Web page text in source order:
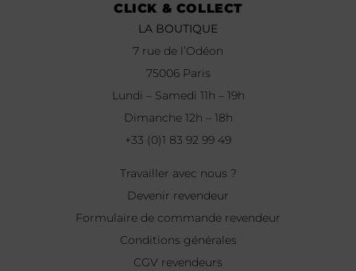
CLICK & COLLECT
LA BOUTIQUE
7 rue de l’Odéon
75006 Paris
Lundi – Samedi 11h – 19h
Dimanche 12h – 18h
+33 (0)1 83 92 99 49
Travailler avec nous ?
Devenir revendeur
Formulaire de commande revendeur
Conditions générales
CGV revendeurs